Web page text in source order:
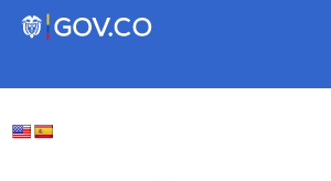
Transparencia